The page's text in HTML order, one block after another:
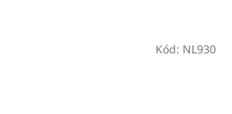
Kód: NL930